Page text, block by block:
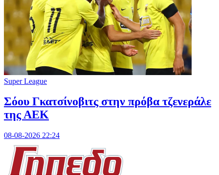
Super League
Σόου Γκατσίνοβιτς στην πρόβα τζενεράλε
της ΑΕΚ
08-08-2026 22:24